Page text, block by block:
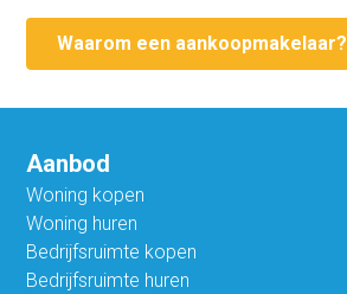
Waarom een aankoopmakelaar?
Aanbod
Woning kopen
Woning huren
Bedrijfsruimte kopen
Bedrijfsruimte huren